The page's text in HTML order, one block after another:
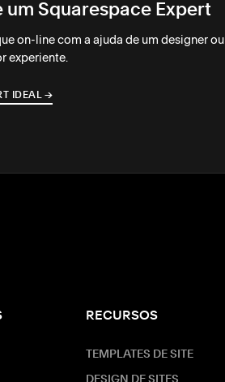
um Squarespace Expert
on-line com a ajuda de um designer ou
experiente.
IDEAL →
→
RECURSOS
TEMPLATES DE SITE